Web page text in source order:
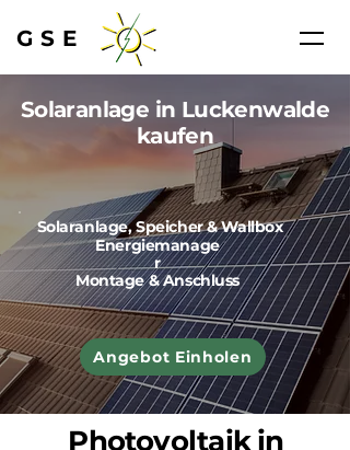
GSE
Solaranlage in Luckenwalde
kaufen
Solaranlage, Speicher & Wallbox
Energiemanage
r
Montage & Anschluss
Angebot Einholen
Photovoltaik in